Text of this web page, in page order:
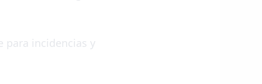
para incidencias y